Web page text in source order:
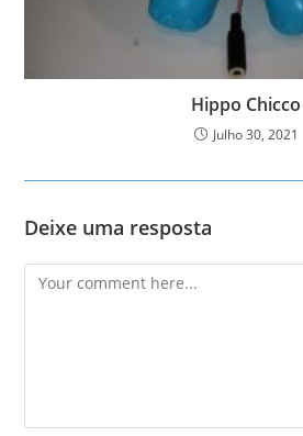
Hippo Chicco
Julho 30, 2021
Deixe uma resposta
Comment